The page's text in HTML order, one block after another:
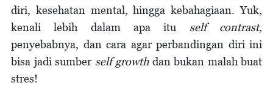
diri, kesehatan mental, hingga kebahagiaan. Yuk,
kenali lebih dalam apa itu self contrast,
penyebabnya, dan cara agar perbandingan diri ini
bisa jadi sumberself growthdan bukan malah buat
stres!